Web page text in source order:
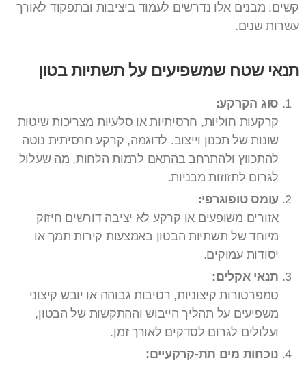
קשים. מבנים אלו נדרשים לעמוד ביציבות ובתפקוד לאורך
עשרות שנים.
תנאי שטח שמשפיעים על תשתיות בטון
סוג הקרקע:
קרקעות חוליות, חרסיתיות או סלעיות מצריכות שיטות
שונות של תכנון וייצוב. לדוגמה, קרקע חרסיתית נוטה
להתכווץ ולהתרחב בהתאם לרמות הלחות, מה שעלול
לגרום לתזוזות מבניות.
עומס טופוגרפי:
אזורים משופעים או קרקע לא יציבה דורשים חיזוק
מיוחד של תשתיות הבטון באמצעות קירות תמך או
יסודות עמוקים.
תנאי אקלים:
טמפרטורות קיצוניות, רטיבות גבוהה או יובש קיצוני
משפיעים על תהליך הייבוש וההתקשות של הבטון,
ועלולים לגרום לסדקים לאורך זמן.
נוכחות מים תת-קרקעיים: